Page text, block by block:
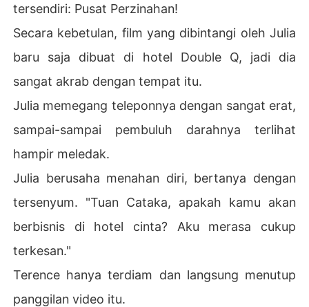
tersendiri: Pusat Perzinahan!
Secara kebetulan, film yang dibintangi oleh Julia
baru saja dibuat di hotel Double Q, jadi dia
sangat akrab dengan tempat itu.
Julia memegang teleponnya dengan sangat erat,
sampai-sampai pembuluh darahnya terlihat
hampir meledak.
Julia berusaha menahan diri, bertanya dengan
tersenyum. "Tuan Cataka, apakah kamu akan
berbisnis di hotel cinta? Aku merasa cukup
terkesan."
Terence hanya terdiam dan langsung menutup
panggilan video itu.